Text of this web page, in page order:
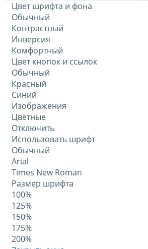
Цвет шрифта и фона
Обычный
Контрастный
Инверсия
Комфортный
Цвет кнопок и ссылок
Обычный
Красный
Синий
Изображения
Цветные
Отключить
Использовать шрифт
Обычный
Arial
Times New Roman
Размер шрифта
100%
125%
150%
175%
200%